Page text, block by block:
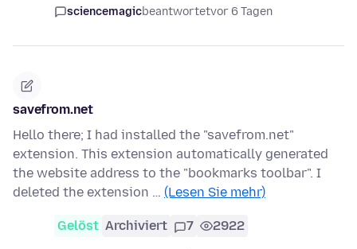
sciencemagicbeantwortetvor 6 Tagen
savefrom.net
Hello there; I had installed the "savefrom.net"
extension. This extension automatically generated
the website address to the "bookmarks toolbar". I
deleted the extension … (Lesen Sie mehr)
Gelöst Archiviert 7 2922